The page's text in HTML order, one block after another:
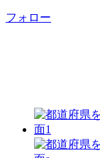
フォロー